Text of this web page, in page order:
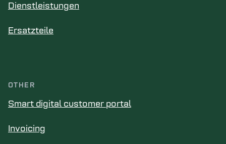
Dienstleistungen
Ersatzteile
OTHER
Smart digital customer portal
Invoicing